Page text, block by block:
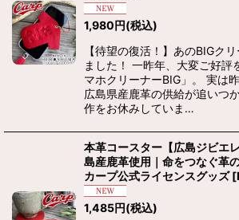
1,980円(税込)
【待望の復活！】あのBIGク
ました！ 一昨年、大変ご好評
マホクリーナーBIG」。 実は
広島県産鹿革の供給が追いつ
作をお休みしていま…
本革コースター【広島ジビエ
島産鹿革使用｜命をつなぐ革
カープ公式ライセンスグッズ [
1,485円(税込)